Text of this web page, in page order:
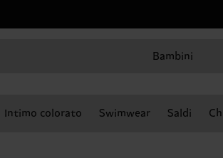
Bambini
Intimo colorato Swimwear Saldi